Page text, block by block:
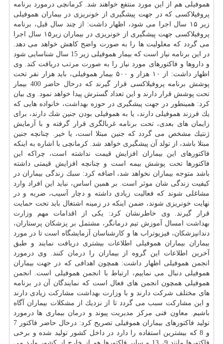
هموفیلی هم از این مورد منتفع خواهند شد. كرمانچی درمورد برنامه
پروفیلاكسی كه در جهت پیشگیری از خونریزی در بیماران هموفیلی
زیر ۱۵ سال اجرا می شود، اظهار داشت: از چند سال قبل، برنامه
پروفیلاكسی جهت پیشگیری از خونریزی در بیماران زیر۱۵ سال اجرا
می گردد كه معلولیت ها را به صورت واضح كاهش خواهد می دهد.
در این برنامه نیاز است كه بیمار هموفیلی زیر 15 سال شناسایی شود
و داروها و فاكتورهای مورد نیاز را به صورت مرتب دریافت كند. وی
اظهار داشت: از ۱۰ هزار و ۵۰۰ بیمار هموفیلی، باید هزار نفر تحت
پوشش برنامه پروفیلاكسی قرار گیرند كه درحال حاضر 400 بیمار
تحت پوشش قرار دارند و این تعداد گسترش پیدا خواهد نمود. وی بیان
كرد: همینطور در جهت پیشگیری در حوزه بهداشت، خانواده هایی كه
یك فرزند هموفیلی دارند، یا به هموفیلی بودن جنین شك دارند، برای
زایمان های بعدی، تحت برنامه غربالگری قرار گرفته و با آزمایش
ژنتیك مشخص می گردد كه جنین مبتلا است، یا خیر. چنانچه جنین
مبتلا باشد، از تولد آن پیشگیری خواهد شد. كرمانچی با اشاره به اینكه
فاكتورهای این بیماران افزایش قیمت نداشته است، چراكه این
فاكتورها تحت پوشش بیمه است و چنانچه افزایش قیمتی داشته
باشد متوجه بیماران نخواهد شد، اضافه كرد: سبك زندگی بیماران در
كیفیت زندگی شان موثر است. بر همین اساس، نباید این افراد وارد
مشاغلی شوند كه فعالیت زیادی داشته و دچار آسیب، ضربه و در
نهایت خونریزی شوند، ضمن اینكه در زمینه اشتغال باید تحت حمایت
قرار گیرند. وی خاطرنشان كرد: یكی از اقدامات مهم وزارت
بهداشت امسال آموزش تیم درمانگر، مشتمل بر پزشكان پرستاران،
دندانپزشكان، فیزیوتراب ها و كارشناسان آزمایشگاه است تا در مورد
بیماران بیماران هموفیلی اطلاعات بیشتری دریافت نمایند و طبق
آخرین اطلاعات این گروه از بیماران رادرمان كنند. وی درمورد
انجمن هموفیلی اظهار داشت: همچون اهدافی كه در جهت بیماران
هموفیلی دنبال می نماییم، ارتباط با انجمن هموفیلی است. انجمن
هموفیلی همچون انجمن های فعال است كه نمایندگان آن در برنامه
های مختلف شركت دارند و با وزارت بهداشت مشاركت زیادی دارند
و این مشاركت سبب می گردد تا از نزدیك از مشكلات بیماران آگاه
باشیم. معاون فنی مركز مدیریت پیوند و درمان بیماری ها درمورد
تولید فاكتورهای بیماران هموفیلی تصریح كرد: درحال حاضر فاكتور 7
و 8 كه بیشترین استفاده را دارد در داخل كشور تولید شده و برخی